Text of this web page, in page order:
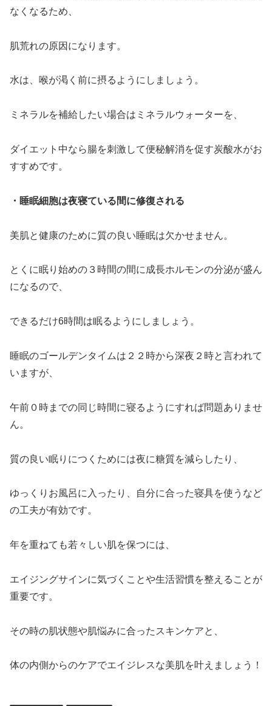
なくなるため、
肌荒れの原因になります。
水は、喉が渇く前に摂るようにしましょう。
ミネラルを補給したい場合はミネラルウォーターを、
ダイエット中なら腸を刺激して便秘解消を促す炭酸水がお
すすめです。
・睡眠細胞は夜寝ている間に修復される
美肌と健康のために質の良い睡眠は欠かせません。
とくに眠り始めの３時間の間に成長ホルモンの分泌が盛ん
になるので、
できるだけ6時間は眠るようにしましょう。
睡眠のゴールデンタイムは２２時から深夜２時と言われて
いますが、
午前０時までの同じ時間に寝るようにすれば問題ありませ
ん。
質の良い眠りにつくためには夜に糖質を減らしたり、
ゆっくりお風呂に入ったり、自分に合った寝具を使うなど
の工夫が有効です。
年を重ねても若々しい肌を保つには、
エイジングサインに気づくことや生活習慣を整えることが
重要です。
その時の肌状態や肌悩みに合ったスキンケアと、
体の内側からのケアでエイジレスな美肌を叶えましょう！